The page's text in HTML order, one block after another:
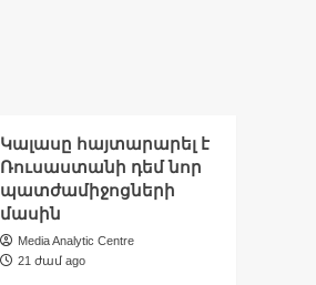
Կալասը հայտարարել է
Ռուսաստանի դեմ նոր
պատժամիջոցների
մասին
Media Analytic Centre
21 ժամ ago